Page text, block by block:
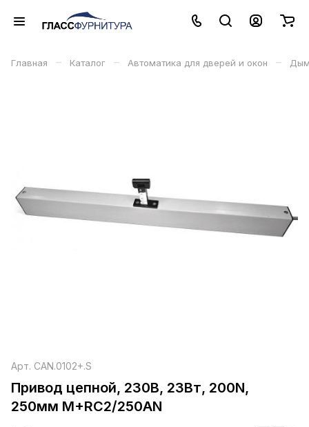
Главная – Каталог – Автоматика для дверей и окон –
Арт. CAN.0102+.S
Привод цепной, 230В, 23Вт, 200N,
250мм M+RC2/250AN